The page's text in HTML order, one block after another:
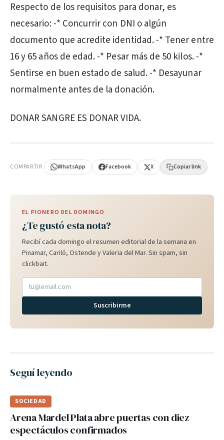
Respecto de los requisitos para donar, es
necesario: -* Concurrir con DNI o algún
documento que acredite identidad. -* Tener entre
16 y 65 años de edad. -* Pesar más de 50 kilos. -*
Sentirse en buen estado de salud. -* Desayunar
normalmente antes de la donación.
DONAR SANGRE ES DONAR VIDA.
COMPARTIR WhatsApp Facebook X Copiar link
EL PIONERO DEL DOMINGO
¿Te gustó esta nota?
Recibí cada domingo el resumen editorial de la semana en
Pinamar, Cariló, Ostende y Valeria del Mar. Sin spam, sin
clickbait.
Suscribirme
Seguí leyendo
SOCIEDAD
Arena Mardel Plata abre puertas con diez
espectáculos confirmados